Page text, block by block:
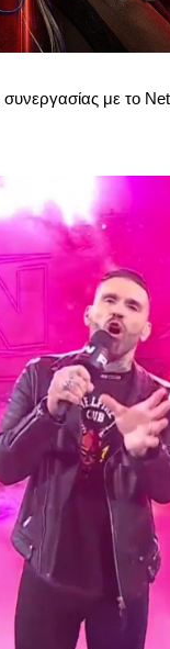
συνεργασίας με το